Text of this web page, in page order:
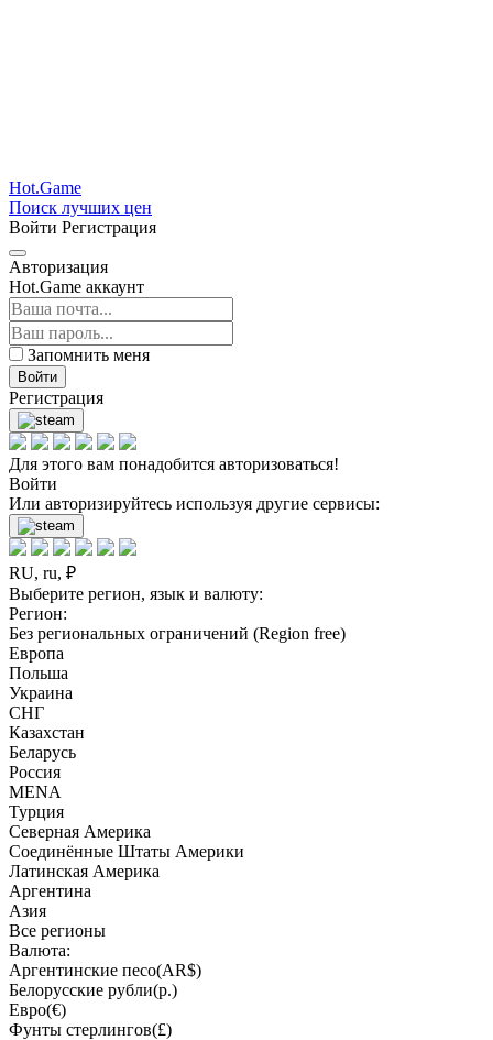
Hot.Game
Поиск лучших цен
Войти Регистрация
Авторизация
Hot.Game аккаунт
Запомнить меня
Войти
Регистрация
Для этого вам понадобится авторизоваться!
Войти
Или авторизируйтесь используя другие сервисы:
RU, ru, ₽
Выберите регион, язык и валюту:
Регион:
Без региональных ограничений (Region free)
Европа
Польша
Украина
СНГ
Казахстан
Беларусь
Россия
MENA
Турция
Северная Америка
Соединённые Штаты Америки
Латинская Америка
Аргентина
Азия
Все регионы
Валюта:
Аргентинские песо(AR$)
Белорусские рубли(р.)
Евро(€)
Фунты стерлингов(£)